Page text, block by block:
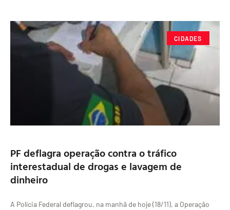
CIDADES
PF deflagra operação contra o tráfico
interestadual de drogas e lavagem de
dinheiro
A Polícia Federal deflagrou, na manhã de hoje (18/11), a Operação